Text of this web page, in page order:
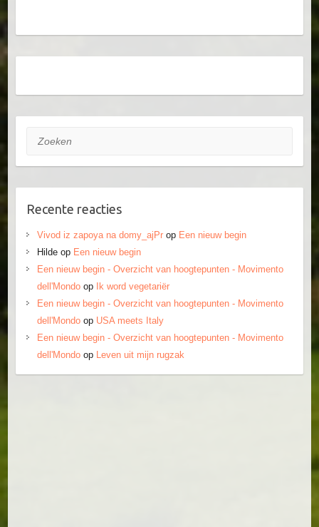
Zoeken
Recente reacties
Vivod iz zapoya na domy_ajProp Een nieuw begin
Hildeop Een nieuw begin
Een nieuw begin - Overzicht van hoogtepunten - Movimento
dell'Mondoop
Ik word vegetariër
Een nieuw begin - Overzicht van hoogtepunten - Movimento
dell'Mondoop USA meets Italy
Een nieuw begin - Overzicht van hoogtepunten - Movimento
dell'Mondoop Leven uit mijn rugzak